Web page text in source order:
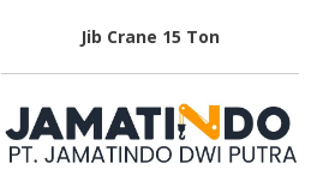
Jib Crane 15 Ton